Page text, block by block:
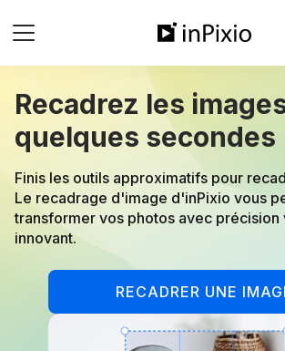
Recadrez les
quelques secondes
Finis les outils approximatifs pour
Le recadrage d'image d'inPixio vous
transformer vos photos avec précision
innovant.
RECADRER UNE